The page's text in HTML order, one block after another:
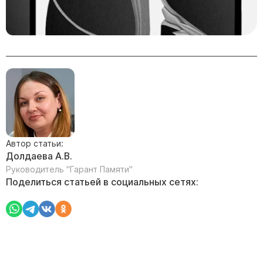
Кресты
Голуби
Скорбящие
Автор статьи:
Долдаева А.В.
Руководитель "Гарант Памяти"
Поделиться статьей в социальных сетях: